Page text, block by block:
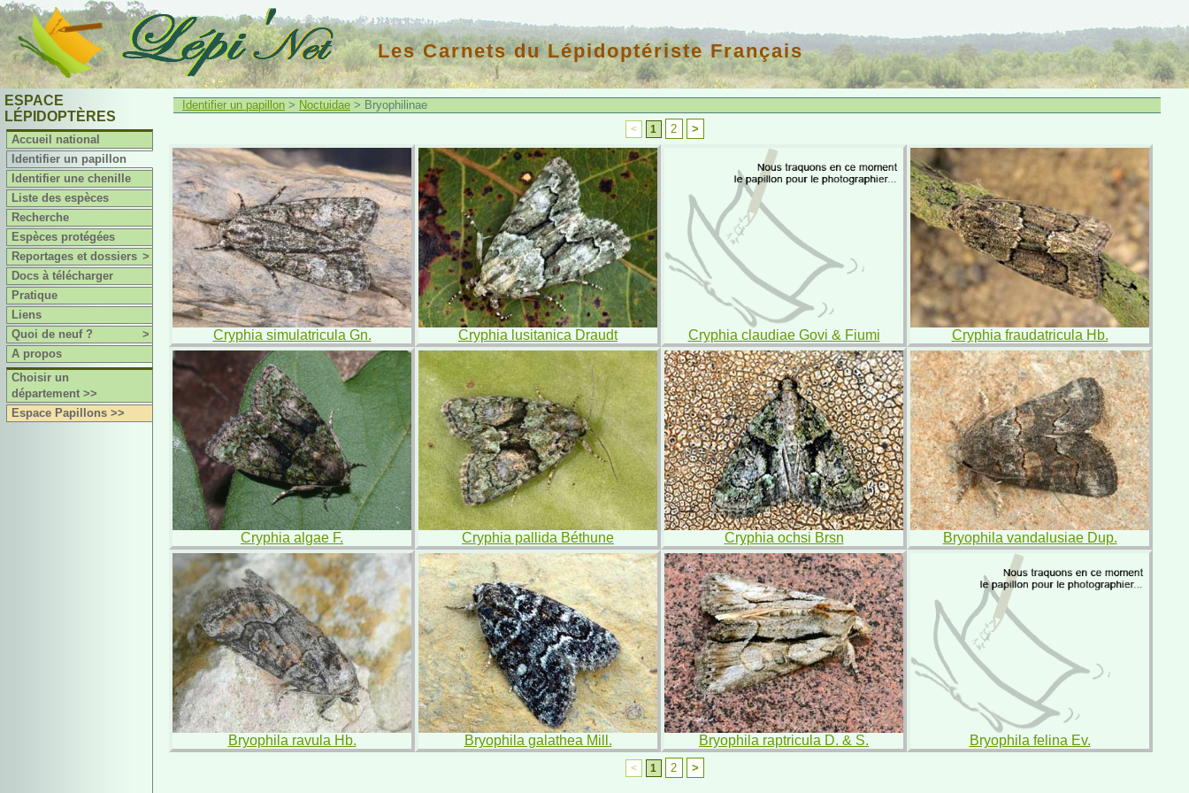
Les Carnets du Lépidoptériste Français
ESPACE
LÉPIDOPTÈRES
Accueil national
Identifier un papillon
Identifier une chenille
Liste des espèces
Recherche
Espèces protégées
Reportages et dossiers >
Docs à télécharger
Pratique
Liens
Quoi de neuf ?
>
A propos
Choisir un
département >>
Espace Papillons >>
Identifier un papillon > Noctuidae > Bryophilinae
< 1 2 >
Cryphia simulatricula Gn. Cryphia lusitanica Draudt Cryphia claudiae Govi & Fiumi Cryphia fraudatricula Hb.
Cryphia algae F. Cryphia pallida Béthune Cryphia ochsi Brsn Bryophila vandalusiae Dup.
Bryophila ravula Hb. Bryophila galathea Mill. Bryophila raptricula D. & S. Bryophila felina Ev.
< 1 2 >